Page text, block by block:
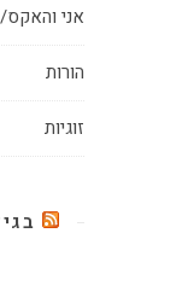
אני
הורות
זוגיות